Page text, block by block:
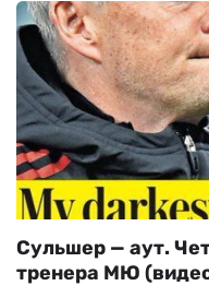
Сульшер — аут.
тренера МЮ